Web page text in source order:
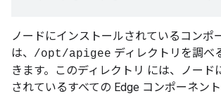
ノードにインストールされているコンポ
は、 /opt/apigee ディレクトリを調べ
きます。このディレクトリ には、ノード
されているすべての Edge コンポーネン